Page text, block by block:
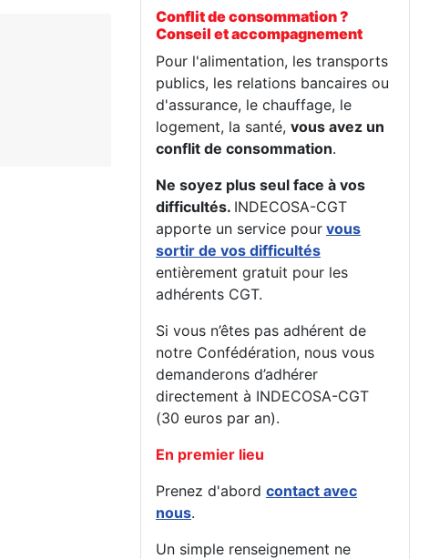
Conflit de consommation ?
Conseil et accompagnement
Pour l'alimentation, les transports
publics, les relations bancaires ou
d'assurance, le chauffage, le
logement, la santé, vous avez un
conflit de consommation.
Ne soyez plus seul face à vos
difficultés. INDECOSA-CGT
apporte un service pour vous
sortir de vos difficultés
entièrement gratuit pour les
adhérents CGT.
Si vous n’êtes pas adhérent de
notre Confédération, nous vous
demanderons d’adhérer
directement à INDECOSA-CGT
(30 euros par an).
En premier lieu
Prenez d'abord contact avec
nous.
Un simple renseignement ne